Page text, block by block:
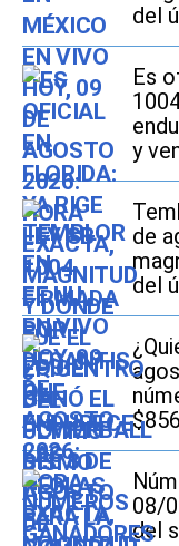
del
Es
y
de
del
08/
del